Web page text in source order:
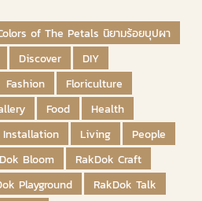
of The Petals นิยามร้อยบุปผา
Discover
DIY
Fashion
Floriculture
Food
Health
Installation Living
People
Bloom
RakDok Craft
Playground
RakDok Talk